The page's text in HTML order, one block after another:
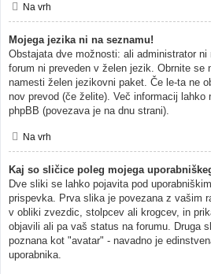
Na vrh
Mojega jezika ni na seznamu!
Obstajata dve možnosti: ali administrator
forum ni preveden v želen jezik. Obrnite se
namesti želen jezikovni paket. Če le-ta ne
nov prevod (če želite). Več informacij lahko
phpBB (povezava je na dnu strani).
Na vrh
Kaj so sličice poleg mojega
Dve sliki se lahko pojavita pod
prispevka. Prva slika je povezana z vašim
v obliki zvezdic, stolpcev ali krogcev, in
objavili ali pa vaš status na forumu. Druga
poznana kot "avatar" - navadno je
uporabnika.